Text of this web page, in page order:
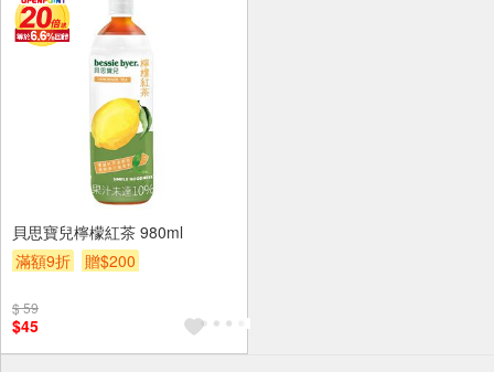
貝思寶兒檸檬紅茶 980ml
滿額9折
贈$200
$ 59
$45